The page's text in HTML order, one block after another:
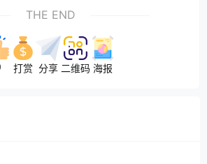
THE END
打赏 分享 二维码 海报